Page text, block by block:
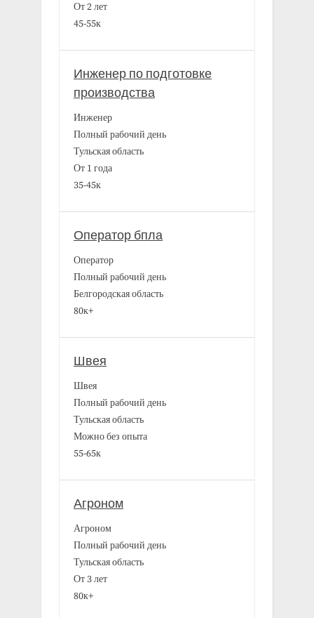
От 2 лет
45-55к
Инженер по подготовке
производства
Инженер
Полный рабочий день
Тульская область
От 1 года
35-45к
Оператор бпла
Оператор
Полный рабочий день
Белгородская область
80к+
Швея
Швея
Полный рабочий день
Тульская область
Можно без опыта
55-65к
Агроном
Агроном
Полный рабочий день
Тульская область
От 3 лет
80к+